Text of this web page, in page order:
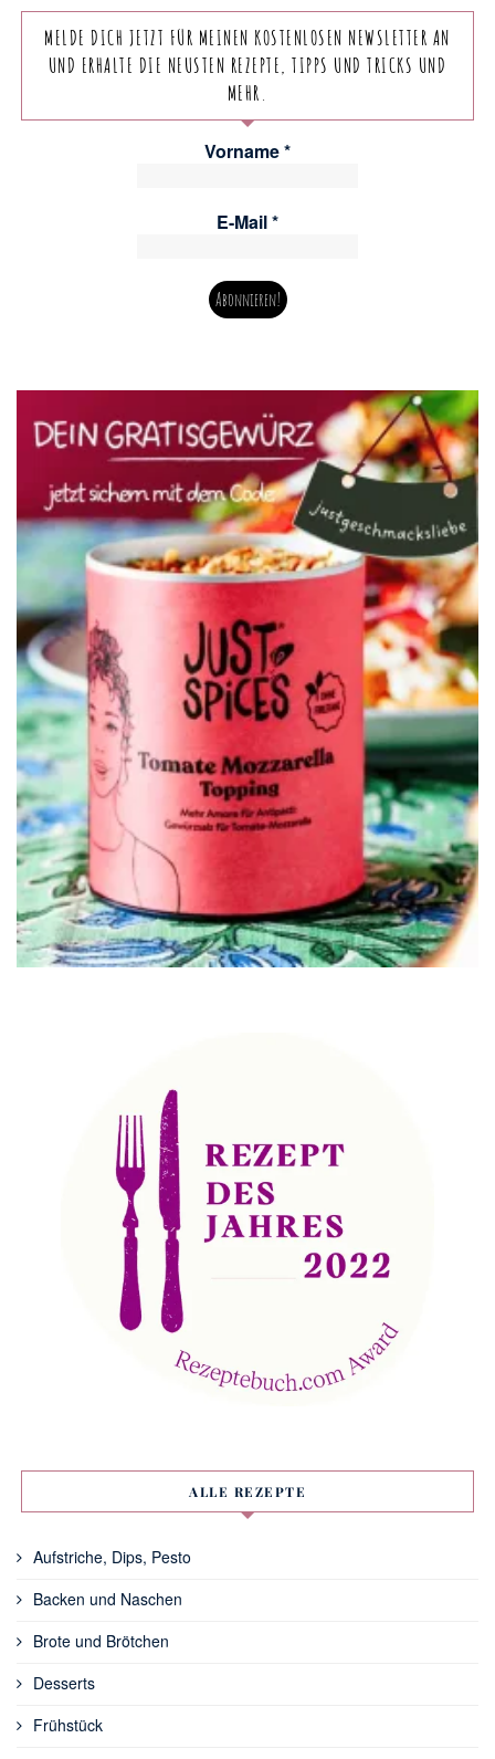
MELDE DICH JETZT FÜR MEINEN KOSTENLOSEN NEWSLETTER AN
UND ERHALTE DIE NEUSTEN REZEPTE, TIPPS UND TRICKS UND
MEHR.
Vorname*
E-Mail*
ALLE REZEPTE
Aufstriche, Dips, Pesto
Backen und Naschen
Brote und Brötchen
Desserts
Frühstück